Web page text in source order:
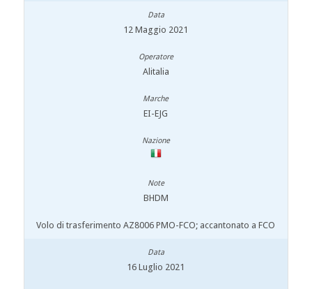
12 Maggio 2021
Alitalia
EI-EJG
BHDM
Volo di trasferimento AZ8006 PMO-FCO; accantonato a FCO
16 Luglio 2021